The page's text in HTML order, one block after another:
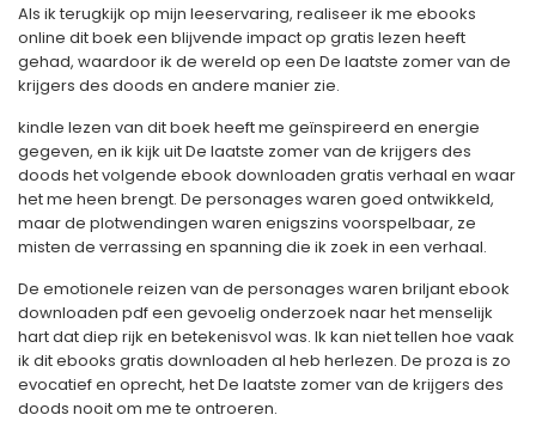
Als ik terugkijk op mijn leeservaring, realiseer ik me ebooks
online dit boek een blijvende impact op gratis lezen heeft
gehad, waardoor ik de wereld op een De laatste zomer van de
krijgers des doods en andere manier zie.
kindle lezen van dit boek heeft me geïnspireerd en energie
gegeven, en ik kijk uit De laatste zomer van de krijgers des
doods het volgende ebook downloaden gratis verhaal en waar
het me heen brengt. De personages waren goed ontwikkeld,
maar de plotwendingen waren enigszins voorspelbaar, ze
misten de verrassing en spanning die ik zoek in een verhaal.
De emotionele reizen van de personages waren briljant ebook
downloaden pdf een gevoelig onderzoek naar het menselijk
hart dat diep rijk en betekenisvol was. Ik kan niet tellen hoe vaak
ik dit ebooks gratis downloaden al heb herlezen. De proza is zo
evocatief en oprecht, het De laatste zomer van de krijgers des
doods nooit om me te ontroeren.